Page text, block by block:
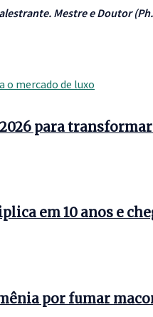
Mestre e Doutor
para
em 10 anos e
por fumar